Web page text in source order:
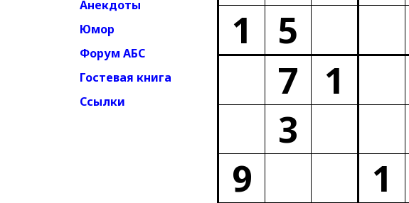
Анекдоты
Юмор
Форум АБС
Гостевая книга
Ссылки
1
5
7
1
3
9
1